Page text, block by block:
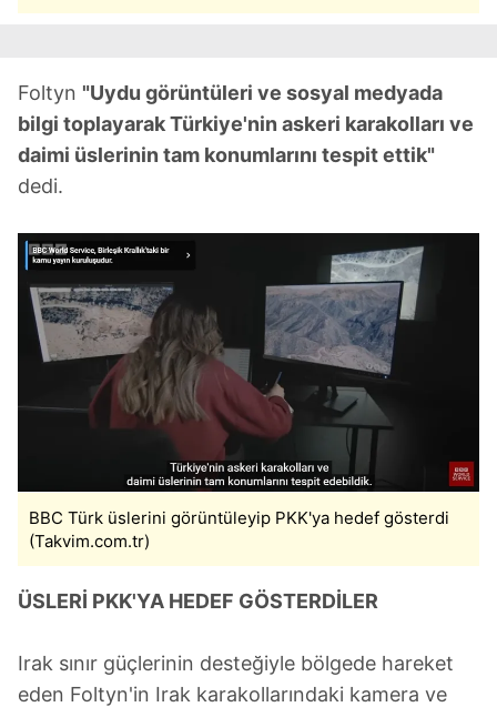
Foltyn "Uydu görüntüleri ve sosyal medyada
bilgi toplayarak Türkiye'nin askeri karakolları ve
daimi üslerinin tam konumlarını tespit ettik"
dedi.
BBC Türk üslerini görüntüleyip PKK'ya hedef gösterdi
(Takvim.com.tr)
ÜSLERİ PKK'YA HEDEF GÖSTERDİLER
Irak sınır güçlerinin desteğiyle bölgede hareket
eden Foltyn'in Irak karakollarındaki kamera ve